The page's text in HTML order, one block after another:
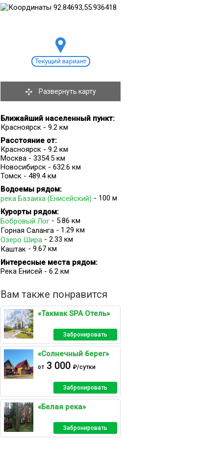
Развернуть карту
Ближайший населенный пункт:
Красноярск - 9.2 км
Расстояние от:
Красноярск - 9.2 км
Москва - 3354.5 км
Новосибирск - 632.6 км
Томск - 489.4 км
Водоемы рядом:
река Базаиха (Енисейский) - 100 м
Курорты рядом:
Бобровый Лог - 5.86 км
Горная Саланга - 1.29 км
Озеро Шира - 2.33 км
Каштак - 9.67 км
Интересные места рядом:
Река Енисей - 6.2 км
Вам также понравится
«Такмак SPA Отель»
Забронировать
«Солнечный берег»
от3 000 ₽/сутки
Забронировать
«Белая река»
Забронировать